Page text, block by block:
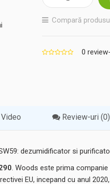
Compară
0
Video Review-uri (0)
dezumidificator si
. Woods este prima
EU, incepand cu anul